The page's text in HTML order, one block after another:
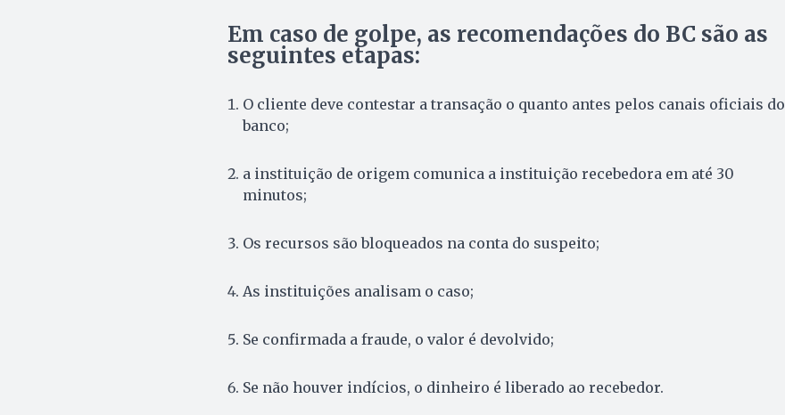
Em caso de golpe, as recomendações do BC são as
seguintes etapas:
O cliente deve contestar a transação o quanto antes pelos canais oficiais do
banco;
a instituição de origem comunica a instituição recebedora em até 30
minutos;
Os recursos são bloqueados na conta do suspeito;
As instituições analisam o caso;
Se confirmada a fraude, o valor é devolvido;
Se não houver indícios, o dinheiro é liberado ao recebedor.